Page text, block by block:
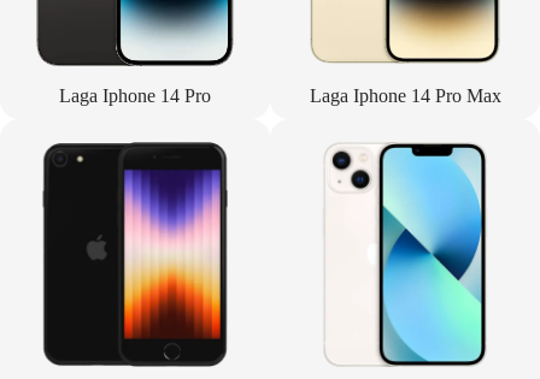
Laga Iphone 14 Pro Laga Iphone 14 Pro Max